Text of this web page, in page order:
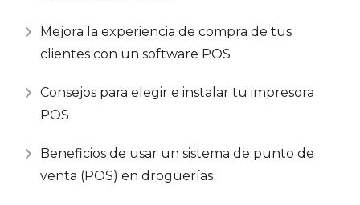
Mejora la experiencia de compra de tus
clientes con un software POS
Consejos para elegir e instalar tu impresora
POS
Beneficios de usar un sistema de punto de
venta (POS) en droguerías